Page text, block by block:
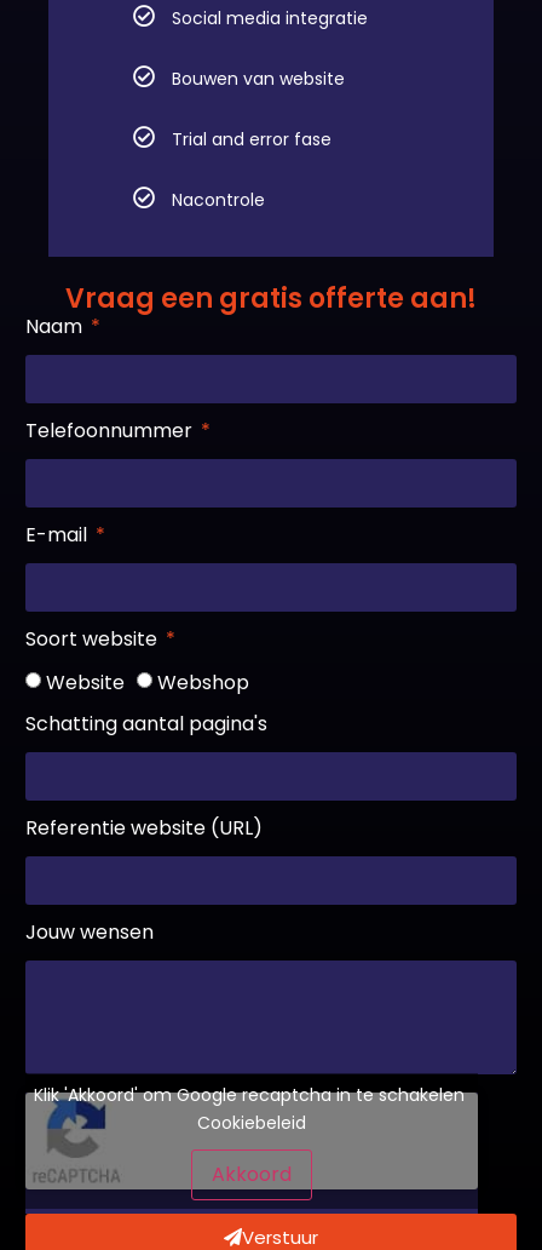
Bouwen van website
Vraag een gratis offerte aan!
Naam
Website
Webshop
Schatting aantal pagina's
Cookiebeleid
Akkoord
Verstuur